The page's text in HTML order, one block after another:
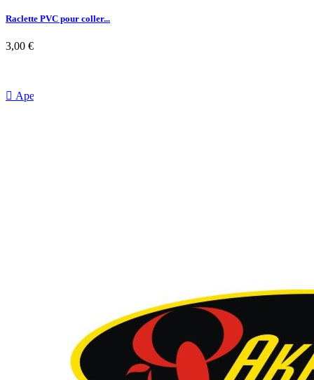
Raclette PVC pour coller...
3,00 €
 Aperçu rapide